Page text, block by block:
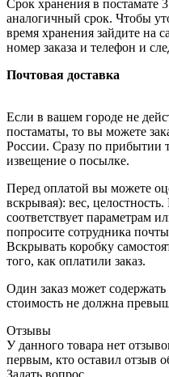
Срок хранения в постамате
аналогичный срок. Чтобы
время хранения зайдите на
номер заказа и телефон и
Почтовая доставка
Если в вашем городе не
постаматы, то вы можете
России. Сразу по прибытии
извещение о посылке.
Перед оплатой вы можете
вскрывая): вес,
соответствует параметрам
попросите сотрудника
Вскрывать коробку
того, как оплатили заказ.
Один заказ может
стоимость не должна
Отзывы
У данного товара нет
первым, кто оставил отзыв
Задать вопрос